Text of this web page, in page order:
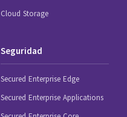
Cloud Storage
Seguridad
Secured Enterprise Edge
Secured Enterprise Applications